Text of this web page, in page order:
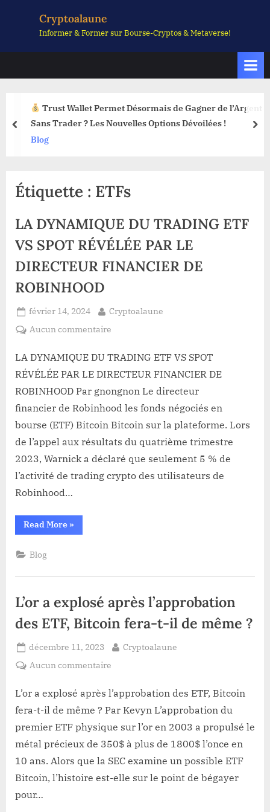
Cryptoalaune
Informer & Former sur Bourse-Cryptos & Metaverse!
Trust Wallet Permet Désormais de Gagner de l’Argent
Sans Trader ? Les Nouvelles Options Dévoilées !
Blog
prev
Étiquette : ETFs
LA DYNAMIQUE DU TRADING ETF
VS SPOT RÉVÉLÉE PAR LE
DIRECTEUR FINANCIER DE
ROBINHOOD
Posted
on
février 14, 2024 By
Cryptoalaune
Aucun commentaire
DYNAMIQUE
DU
ETF
VS
SPOT
RÉVÉLÉE
PAR
DIRECTEUR
LA DYNAMIQUE DU TRADING ETF VS SPOT
RÉVÉLÉE PAR LE DIRECTEUR FINANCIER DE
ROBINHOOD Par gnongnon Le directeur
financier de Robinhood les fonds négociés en
bourse (ETF) Bitcoin Bitcoin sur la plateforme. Lors
de l’appel aux résultats du quatrième trimestre
2023, Warnick a déclaré que seulement 5 % de
l’activité de trading crypto des utilisateurs de
Robinhood…
Read More“LA
DYNAMIQUE
SPOT
LE
DIRECTEUR
FINANCIER
DE
ROBINHOOD”
»
Blog
L’or a explosé après l’approbation
des ETF, Bitcoin fera-t-il de même ?
Posted
on
décembre 11, 2023 By
Cryptoalaune
Aucun commentaire
a
explosé
l’approbation
des
ETF,
Bitcoin
L’or a explosé après l’approbation des ETF, Bitcoin
fera-t-il de même ? Par Kevyn L’approbation du
premier ETF physique sur l’or en 2003 a propulsé le
métal précieux de 350$ à plus de 1800$ l’once en
10 ans. Alors que la SEC examine un possible ETF
Bitcoin, l’histoire est-elle sur le point de bégayer
pour…